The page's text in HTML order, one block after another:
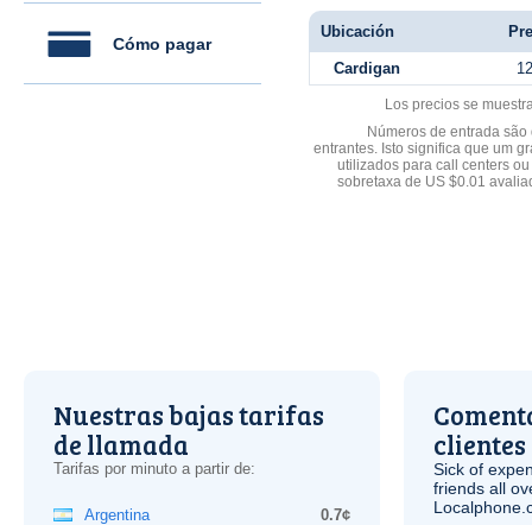
Cómo pagar
Ubicación
Cardigan
Los precios se
Números de entrada
entrantes. Isto significa que um
utilizados para call centers
sobretaxa de US $0.01
Nuestras bajas tarifas
de llamada
Tarifas por minuto a partir de:
Argentina
0.7¢
clientes
Sick of
friends all